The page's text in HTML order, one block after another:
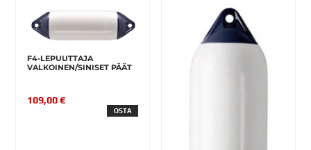
F4-LEPUUTTAJA
VALKOINEN/SINISET PÄÄT
109,00 €
OSTA